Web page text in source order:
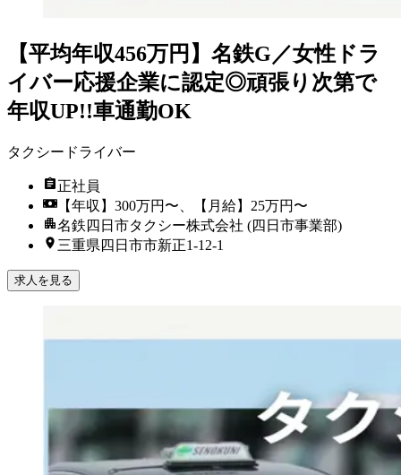
【平均年収456万円】名鉄G／女性ドラ
イバー応援企業に認定◎頑張り次第で
年収UP!!車通勤OK
タクシードライバー
正社員
【年収】300万円〜、【月給】25万円〜
名鉄四日市タクシー株式会社 (四日市事業部)
三重県四日市市新正1-12-1
求人を見る